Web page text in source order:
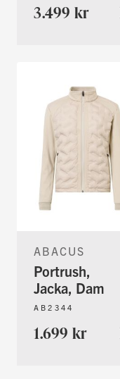
3.499 kr
ABACUS
Portrush,
Jacka, Dam
AB2344
1.699 kr